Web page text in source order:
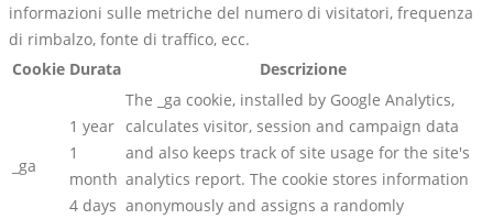
informazioni sulle metriche del numero di visitatori, frequenza
di rimbalzo, fonte di traffico, ecc.
Cookie Durata Descrizione
_ga
1 year
1
month
4 days
The _ga cookie, installed by Google Analytics,
calculates visitor, session and campaign data
and also keeps track of site usage for the site's
analytics report. The cookie stores information
anonymously and assigns a randomly